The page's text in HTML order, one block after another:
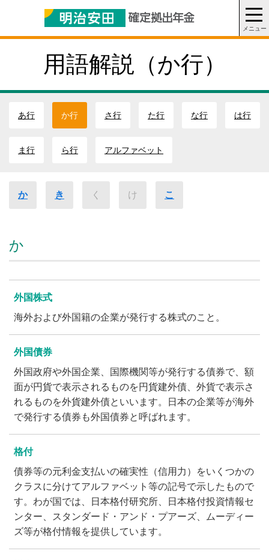
用語解説 （か行）
あ行 か行 さ行 た行 な行 は行
ま行 ら行 アルファベット
か き く け こ
か
外国株式
海外および外国籍の企業が発行する株式のこと。
外国債券
外国政府や外国企業、国際機関等が発行する債券で、額
面が円貨で表示されるものを円貨建外債、外貨で表示さ
れるものを外貨建外債といいます。日本の企業等が海外
で発行する債券も外国債券と呼ばれます。
格付
債券等の元利金支払いの確実性（信用力）をいくつかの
クラスに分けてアルファベット等の記号で示したもので
す。わが国では、日本格付研究所、日本格付投資情報セ
ンター、スタンダード・アンド・プアーズ、ムーディー
ズ等が格付情報を提供しています。